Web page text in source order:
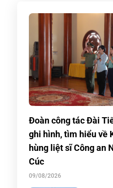
Đoàn công tác Đài
ghi hình, tìm hiểu về
hùng liệt sĩ Công an
Cúc
09/08/2026